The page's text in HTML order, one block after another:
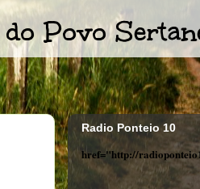
Povo
Radio Ponteio 10
href="http://